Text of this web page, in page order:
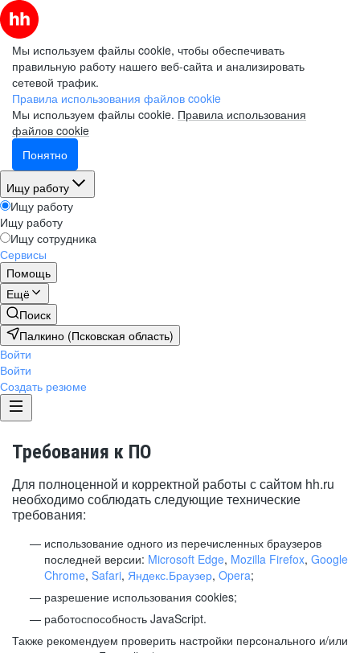
Мы используем файлы cookie, чтобы обеспечивать
правильную работу нашего веб-сайта и анализировать
сетевой трафик.
Правила использования файлов cookie
Мы используем файлы cookie. Правила использования
файлов cookie
Понятно
Ищу работу
Ищу работу
Ищу работу
Ищу сотрудника
Сервисы
Помощь
Ещё
Поиск
Палкино (Псковская область)
Войти
Войти
Создать резюме
Требования к ПО
Для полноценной и корректной работы с сайтом hh.ru
необходимо соблюдать следующие технические
требования:
использование одного из перечисленных браузеров
последней версии: Microsoft Edge, Mozilla Firefox, Google
Chrome, Safari, Яндекс.Браузер, Opera;
разрешение использования cookies;
работоспособность JavaScript.
Также рекомендуем проверить настройки персонального и/или